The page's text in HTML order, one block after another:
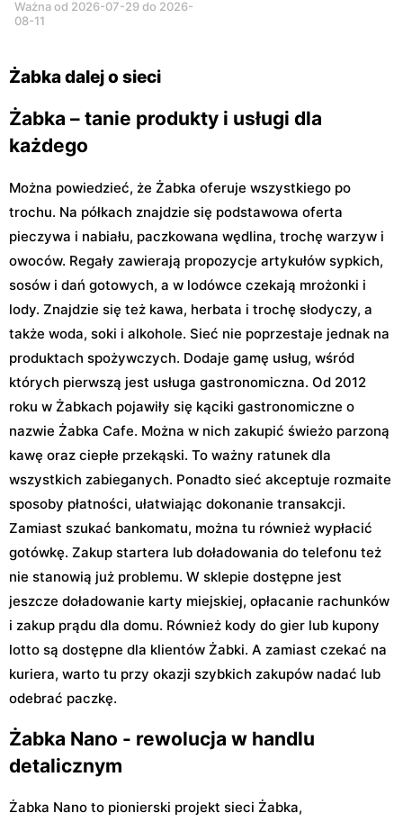
Ważna od 2026-07-29 do 2026-
08-11
Żabka dalej o sieci
Żabka – tanie produkty i usługi dla
każdego
Można powiedzieć, że Żabka oferuje wszystkiego po
trochu. Na półkach znajdzie się podstawowa oferta
pieczywa i nabiału, paczkowana wędlina, trochę warzyw i
owoców. Regały zawierają propozycje artykułów sypkich,
sosów i dań gotowych, a w lodówce czekają mrożonki i
lody. Znajdzie się też kawa, herbata i trochę słodyczy, a
także woda, soki i alkohole. Sieć nie poprzestaje jednak na
produktach spożywczych. Dodaje gamę usług, wśród
których pierwszą jest usługa gastronomiczna. Od 2012
roku w Żabkach pojawiły się kąciki gastronomiczne o
nazwie Żabka Cafe. Można w nich zakupić świeżo parzoną
kawę oraz ciepłe przekąski. To ważny ratunek dla
wszystkich zabieganych. Ponadto sieć akceptuje rozmaite
sposoby płatności, ułatwiając dokonanie transakcji.
Zamiast szukać bankomatu, można tu również wypłacić
gotówkę. Zakup startera lub doładowania do telefonu też
nie stanowią już problemu. W sklepie dostępne jest
jeszcze doładowanie karty miejskiej, opłacanie rachunków
i zakup prądu dla domu. Również kody do gier lub kupony
lotto są dostępne dla klientów Żabki. A zamiast czekać na
kuriera, warto tu przy okazji szybkich zakupów nadać lub
odebrać paczkę.
Żabka Nano - rewolucja w handlu
detalicznym
Żabka Nano to pionierski projekt sieci Żabka,